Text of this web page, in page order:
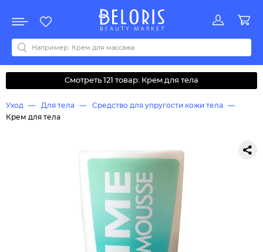
Акции
Все бренды
0-9ABCDEFGHIJKLMNOPQRSTUVWYZАБВДЗИМОКЛНПРСТУФ
Смотреть 121 товар: Крем для тела
Уход Для тела
Средство для упругости кожи тела
Крем для тела